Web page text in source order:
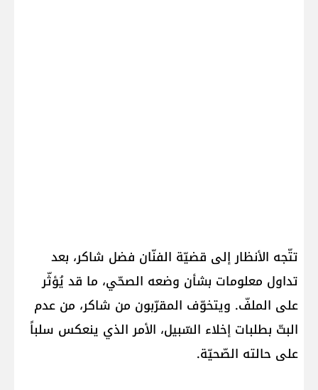
تتّجه الأنظار إلى قضيّة الفنّان فضل شاكر، بعد
تداول معلومات بشأن وضعه الصحّي، ما قد يُؤثّر
على الملفّ. ويتخوّف المقرّبون من شاكر، من عدم
البتّ بطلبات إخلاء السّبيل، الأمر الذي ينعكس سلباً
على حالته الصّحيّة.